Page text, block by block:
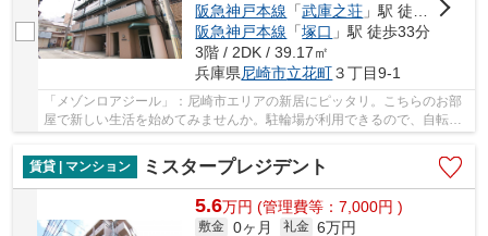
阪急神戸本線 「武庫之荘 」駅 徒歩20分
阪急神戸本線 「塚口 」駅 徒歩33分
3階 / 2DK / 39.17㎡
兵庫県尼崎市立花町３丁目9-1
「メゾンロアジール」：尼崎市エリアの新居にピッタリ。こちらのお部
屋で新しい生活を始めてみませんか。駐輪場が利用できるので、自転車
賃貸 | マンション
ミスタープレジデント
5.6万円 (管理費等：7,000円 )
敷金 0ヶ月 礼金 6万円